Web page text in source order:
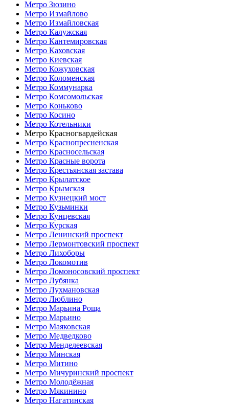
Метро Зюзино
Метро Измайлово
Метро Измайловская
Метро Калужская
Метро Кантемировская
Метро Каховская
Метро Киевская
Метро Кожуховская
Метро Коломенская
Метро Коммунарка
Метро Комсомольская
Метро Коньково
Метро Косино
Метро Котельники
Метро Красногвардейская
Метро Краснопресненская
Метро Красносельская
Метро Красные ворота
Метро Крестьянская застава
Метро Крылатское
Метро Крымская
Метро Кузнецкий мост
Метро Кузьминки
Метро Кунцевская
Метро Курская
Метро Ленинский проспект
Метро Лермонтовский проспект
Метро Лихоборы
Метро Локомотив
Метро Ломоносовский проспект
Метро Лубянка
Метро Лухмановская
Метро Люблино
Метро Марьина Роща
Метро Марьино
Метро Маяковская
Метро Медведково
Метро Менделеевская
Метро Минская
Метро Митино
Метро Мичуринский проспект
Метро Молодёжная
Метро Мякинино
Метро Нагатинская